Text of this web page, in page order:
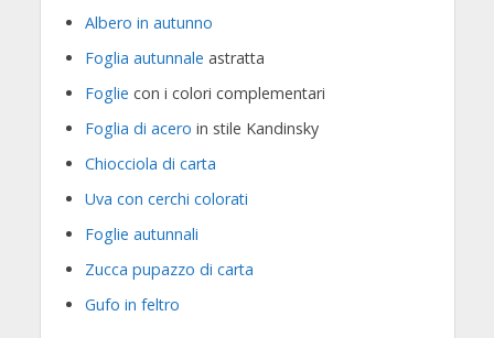
Albero in autunno
Foglia autunnale astratta
Foglie con i colori complementari
Foglia di acero in stile Kandinsky
Chiocciola di carta
Uva con cerchi colorati
Foglie autunnali
Zucca pupazzo di carta
Gufo in feltro